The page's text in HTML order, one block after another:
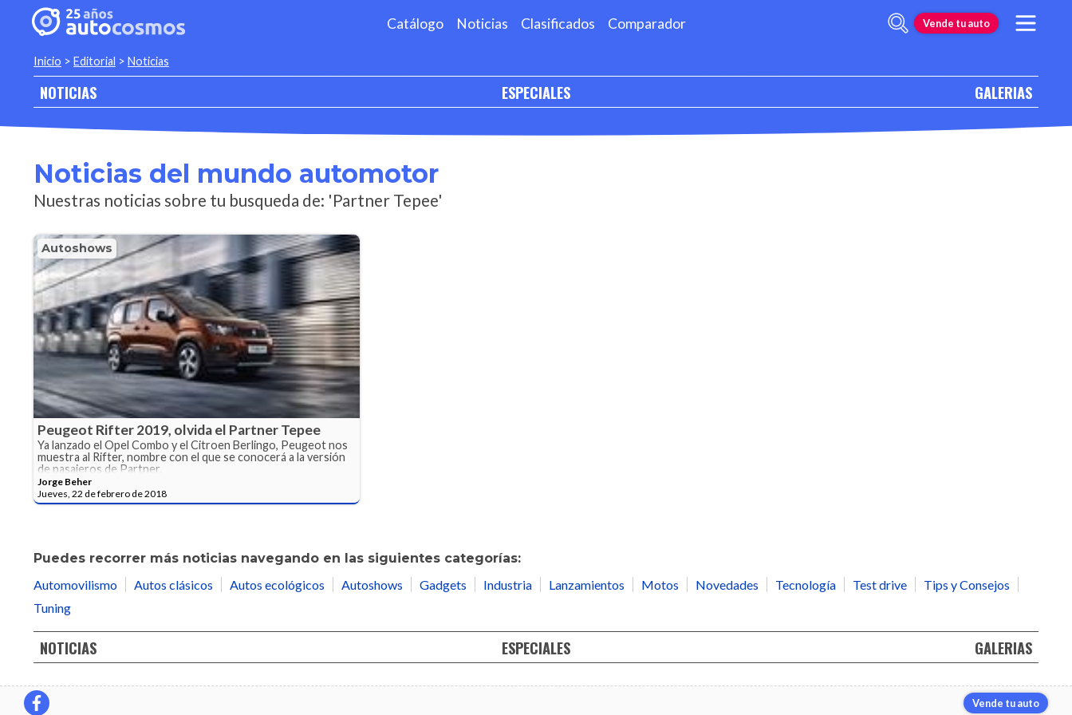
Catálogo Noticias Clasificados Comparador Vende tu auto
Inicio > Editorial > Noticias
NOTICIAS ESPECIALES GALERIAS
Noticias del mundo automotor
Nuestras noticias sobre tu busqueda de: 'Partner Tepee'
Autoshows
Peugeot Rifter 2019, olvida el Partner Tepee
Ya lanzado el Opel Combo y el Citroen Berlingo, Peugeot nos
muestra al Rifter, nombre con el que se conocerá a la versión
de pasajeros de Partner.
Jorge Beher
Jueves, 22 de febrero de 2018
Puedes recorrer más noticias navegando en las siguientes categorías:
Automovilismo
Autos clásicos Autos ecológicos Autoshows Gadgets Industria Lanzamientos Motos Novedades Tecnología Test drive
Tips y Consejos
Tuning
NOTICIAS ESPECIALES GALERIAS
Vende tu auto